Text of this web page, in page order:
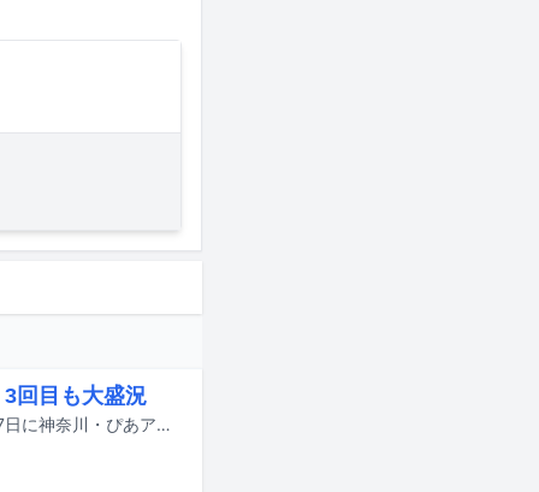
回目も大盛況
FLOW主催のアニソンロックフェス「FLOW THE FESTIVAL 2026」が、6月6、7日に神奈川・ぴあアリーナMMで行われた。